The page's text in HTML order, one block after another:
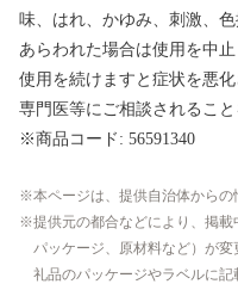
味、はれ、かゆみ、刺激、
あらわれた場合は使用を中
使用を続けますと症状を悪
専門医等にご相談されること
※商品コード: 56591340
本ページは、提供自治体からの
提供元の都合などにより、掲載
パッケージ、原材料など）が
礼品のパッケージやラベルに